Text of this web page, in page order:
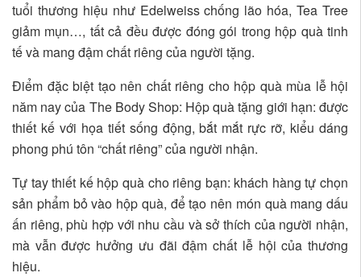
tuổi thương hiệu như Edelweiss chống lão hóa, Tea Tree
giảm mụn…, tất cả đều được đóng gói trong hộp quà tinh
tế và mang đậm chất riêng của người tặng.
Điểm đặc biệt tạo nên chất riêng cho hộp quà mùa lễ hội
năm nay của The Body Shop: Hộp quà tặng giới hạn: được
thiết kế với họa tiết sống động, bắt mắt rực rỡ, kiểu dáng
phong phú tôn “chất riêng” của người nhận.
Tự tay thiết kế hộp quà cho riêng bạn: khách hàng tự chọn
sản phẩm bỏ vào hộp quà, để tạo nên món quà mang dấu
ấn riêng, phù hợp với nhu cầu và sở thích của người nhận,
mà vẫn được hưởng ưu đãi đậm chất lễ hội của thương
hiệu.